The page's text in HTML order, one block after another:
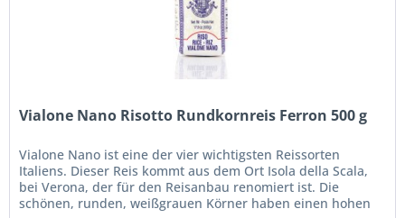
Vialone Nano Risotto Rundkornreis Ferron 500 g
Vialone Nano ist eine der vier wichtigsten Reissorten
Italiens. Dieser Reis kommt aus dem Ort Isola della Scala,
bei Verona, der für den Reisanbau renomiert ist. Die
schönen, runden, weißgrauen Körner haben einen hohen